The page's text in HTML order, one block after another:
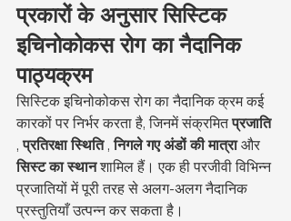
प्रकारों के अनुसार सिस्टिक
इचिनोकोकस रोग का नैदानिक
पाठ्यक्रम
सिस्टिक इचिनोकोकस रोग का नैदानिक क्रम कई
कारकों पर निर्भर करता है, जिनमें संक्रमित प्रजाति
, प्रतिरक्षा स्थिति , निगले गए अंडों की मात्रा और
सिस्ट का स्थान शामिल हैं। एक ही परजीवी विभिन्न
प्रजातियों में पूरी तरह से अलग-अलग नैदानिक
प्रस्तुतियाँ उत्पन्न कर सकता है।